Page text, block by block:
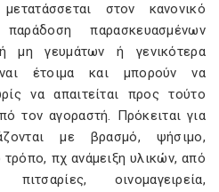
στον κανονικό
παρασκευασμένων
μη γευμάτων ή γενικότερα
έτοιμα και μπορούν να
να απαιτείται προς τούτο
τον αγοραστή. Πρόκειται για
με βρασμό, ψήσιμο,
πχ ανάμειξη υλικών, από
οινομαγειρεία,